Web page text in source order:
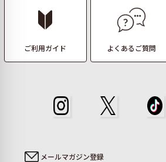
ご利用ガイド よくあるご質問
メールマガジン登録